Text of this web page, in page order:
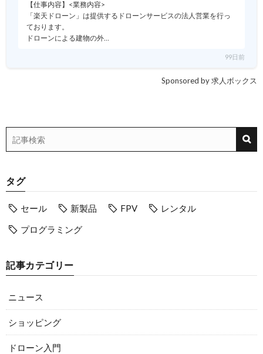
【仕事内容】<業務内容>
「楽天ドローン」は提供するドローンサービスの法人営業を行っ
ております。
ドローンによる建物の外…
99日前
Sponsored by 求人ボックス
タグ
セール 新製品 FPV
レンタル
プログラミング
記事カテゴリー
ニュース
ショッピング
ドローン入門